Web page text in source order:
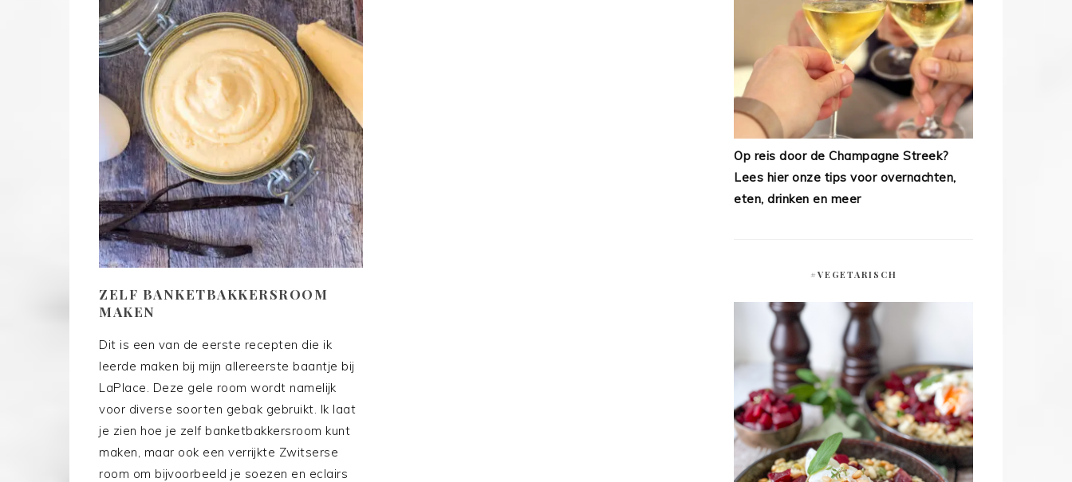
ZELF BANKETBAKKERSROOM
MAKEN
Dit is een van de eerste recepten die ik
leerde maken bij mijn allereerste baantje bij
LaPlace. Deze gele room wordt namelijk
voor diverse soorten gebak gebruikt. Ik laat
je zien hoe je zelf banketbakkersroom kunt
maken, maar ook een verrijkte Zwitserse
room om bijvoorbeeld je soezen en eclairs
Op reis door de Champagne Streek?
Lees hier onze tips voor overnachten,
eten, drinken en meer
#VEGETARISCH